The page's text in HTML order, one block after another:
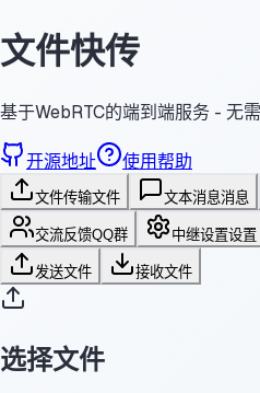
文件快传
基于WebRTC的端到端服务 - 无
开源地址 使用帮助
文件传输文件 文本消息消息
交流反馈QQ群 中继设置设置
发送文件 接收文件
选择文件